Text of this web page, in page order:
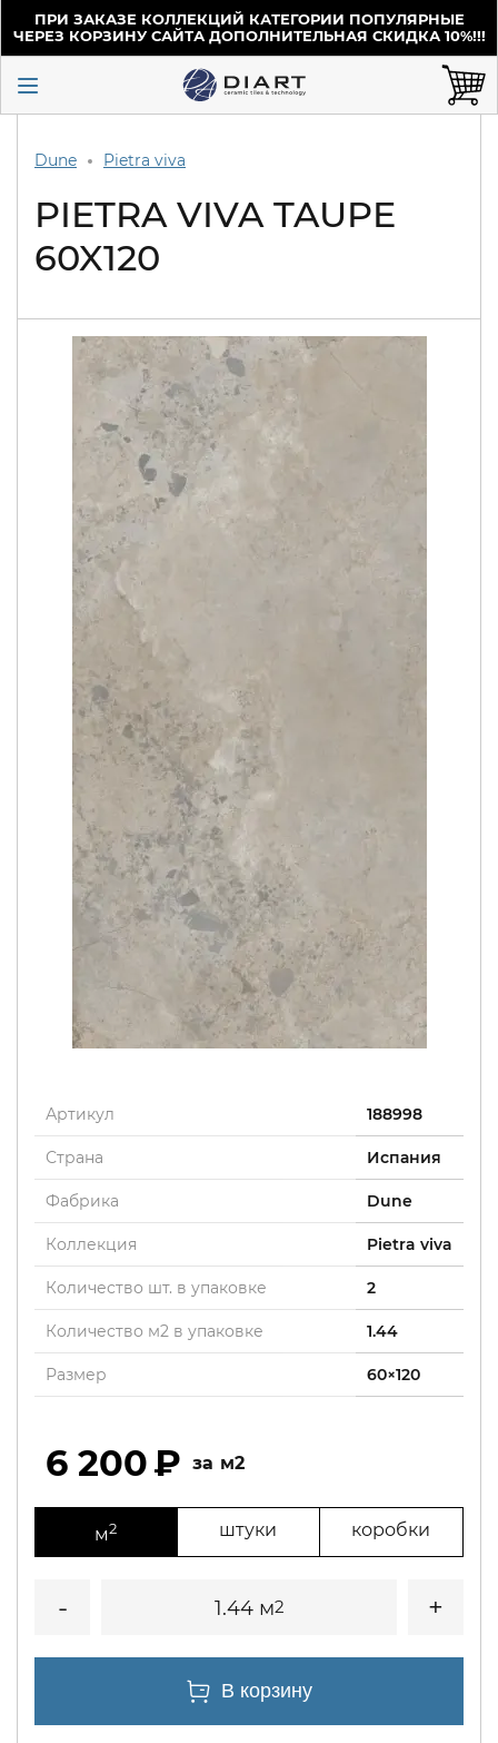
ПРИ ЗАКАЗЕ КОЛЛЕКЦИЙ КАТЕГОРИИ ПОПУЛЯРНЫЕ
ЧЕРЕЗ КОРЗИНУ САЙТА ДОПОЛНИТЕЛЬНАЯ СКИДКА 10%!!!
Dune Pietra viva
PIETRA VIVA TAUPE
60X120
Артикул 188998
Страна Испания
Фабрика Dune
Коллекция Pietra viva
Количество шт. в упаковке 2
Количество м2 в упаковке 1.44
Размер 60×120
6 200 м2
м2 штуки коробки
1.44 м2